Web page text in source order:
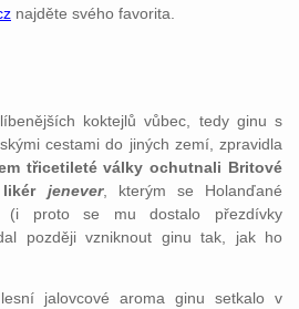
najděte svého favorita.
koktejlů vůbec, tedy ginu s
cestami do jiných zemí, zpravidla
třicetileté války ochutnali Britové
likér jenever, kterým se Holanďané
(i proto se mu dostalo přezdívky
později vzniknout ginu tak, jak ho
jalovcové aroma ginu setkalo v